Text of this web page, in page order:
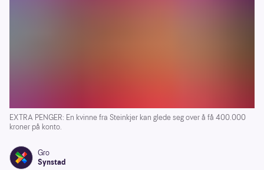
EXTRA PENGER: En kvinne fra Steinkjer kan glede seg over å få 400.000
kroner på konto.
Gro
Synstad